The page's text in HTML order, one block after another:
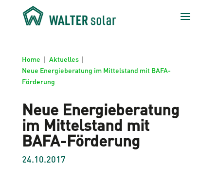
Home | Aktuelles |
Neue Energieberatung im Mittelstand mit BAFA-
Förderung
Neue Energieberatung
im Mittelstand mit
BAFA-Förderung
24.10.2017